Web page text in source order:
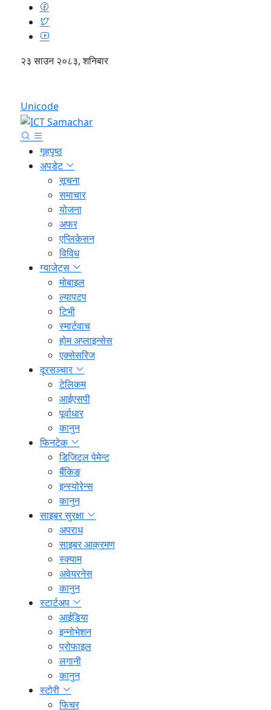
२३ साउन २०८३, शनिबार
Unicode
गृहपृष्ठ
अपडेट
सूचना
समाचार
योजना
अफर
एप्लिकेसन
विविध
ग्याजेट्स
मोबाइल
ल्यापटप
टिभी
स्मार्टवाच
होम अप्लाइन्सेस
एक्सेसरिज
दूरसञ्चार
टेलिकम
आईएसपी
पूर्वाधार
कानुन
फिनटेक
डिजिटल पेमेन्ट
बैंकिङ
इन्स्योरेन्स
कानुन
साइबर सुरक्षा
अपराध
साइबर आक्रमण
स्क्याम
अवेयरनेस
कानुन
स्टार्टअप
आईडिया
इन्नोभेशन
प्रोफाइल
लगानी
कानुन
स्टोरी
फिचर